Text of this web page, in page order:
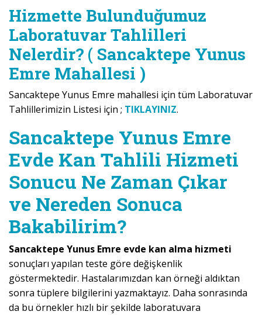
Hizmette Bulunduğumuz
Laboratuvar Tahlilleri
Nelerdir? ( Sancaktepe Yunus
Emre Mahallesi )
Sancaktepe Yunus Emre mahallesi için tüm Laboratuvar
Tahlillerimizin Listesi için ; TIKLAYINIZ.
Sancaktepe Yunus Emre
Evde Kan Tahlili Hizmeti
Sonucu Ne Zaman Çıkar
ve Nereden Sonuca
Bakabilirim?
Sancaktepe Yunus Emre evde kan alma hizmeti
sonuçları yapılan teste göre değişkenlik
göstermektedir. Hastalarımızdan kan örneği aldıktan
sonra tüplere bilgilerini yazmaktayız. Daha sonrasında
da bu örnekler hızlı bir şekilde laboratuvara